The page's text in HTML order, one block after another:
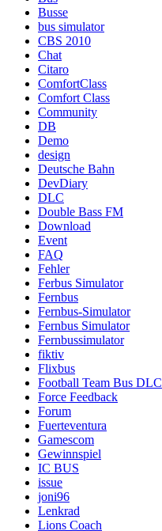
Busse
bus simulator
CBS 2010
Chat
Citaro
ComfortClass
Comfort Class
Community
DB
Demo
design
Deutsche Bahn
DevDiary
DLC
Double Bass FM
Download
Event
FAQ
Fehler
Ferbus Simulator
Fernbus
Fernbus-Simulator
Fernbus Simulator
Fernbussimulator
fiktiv
Flixbus
Football Team Bus DLC
Force Feedback
Forum
Fuerteventura
Gamescom
Gewinnspiel
IC BUS
issue
joni96
Lenkrad
Lions Coach